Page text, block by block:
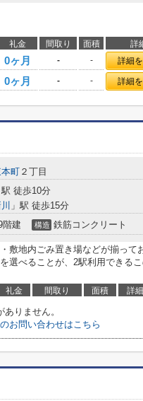
礼金 間取り 面積 詳
0ヶ月 - - 詳細
0ヶ月 - - 詳細
町 ２丁目
駅 徒歩10分
」駅 徒歩15分
階建 構造 鉄筋コンクリート
敷地内ごみ置き場などが揃って
選べることが、2駅利用できる
礼金 間取り 面積 詳細
りません。
お問い合わせはこちら